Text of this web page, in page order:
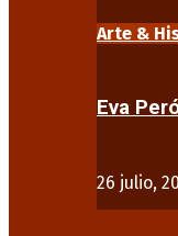
Arte &
Eva
26 julio,